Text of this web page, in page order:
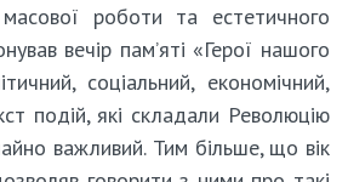
роботи та естетичного
вечір пам’яті «Герої нашого
соціальний, економічний,
подій, які складали Революцію
важливий. Тим більше, що вік